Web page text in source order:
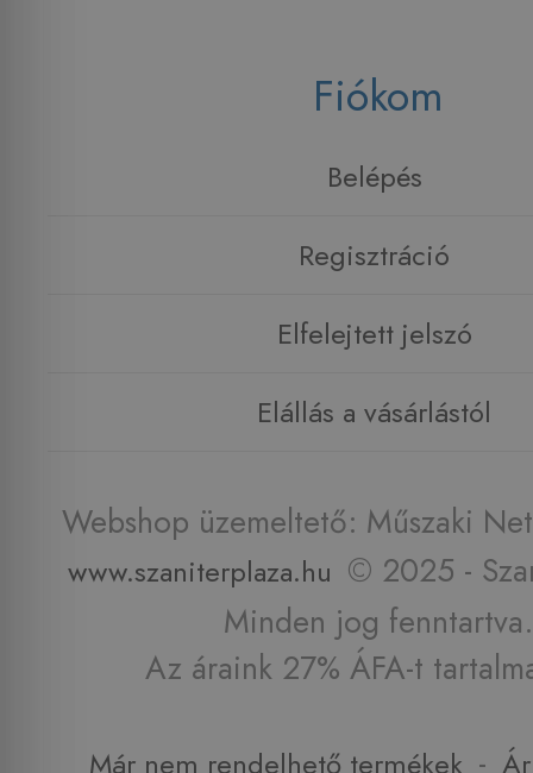
Fiókom
Belépés
Regisztráció
Elfelejtett jelszó
Elállás a vásárlástól
Webshop üzemeltető: Műszaki
www.szaniterplaza.hu © 2025 -
Minden jog fenntartva.
Az áraink 27% ÁFA-t
Már nem rendelhető termékek -